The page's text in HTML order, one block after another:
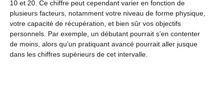
10 et 20. Ce chiffre peut cependant varier en fonction de
plusieurs facteurs, notamment votre niveau de forme physique,
votre capacité de récupération, et bien sûr vos objectifs
personnels. Par exemple, un débutant pourrait s’en contenter
de moins, alors qu’un pratiquant avancé pourrait aller jusque
dans les chiffres supérieurs de cet intervalle.